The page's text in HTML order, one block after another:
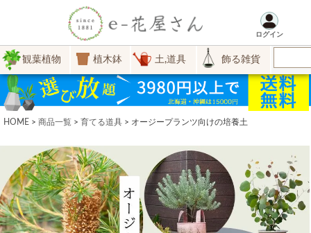
ログイン
観葉植物 植木鉢 土,道具 飾る雑貨
HOME 商品一覧 育てる道具 オージープランツ向けの培養土